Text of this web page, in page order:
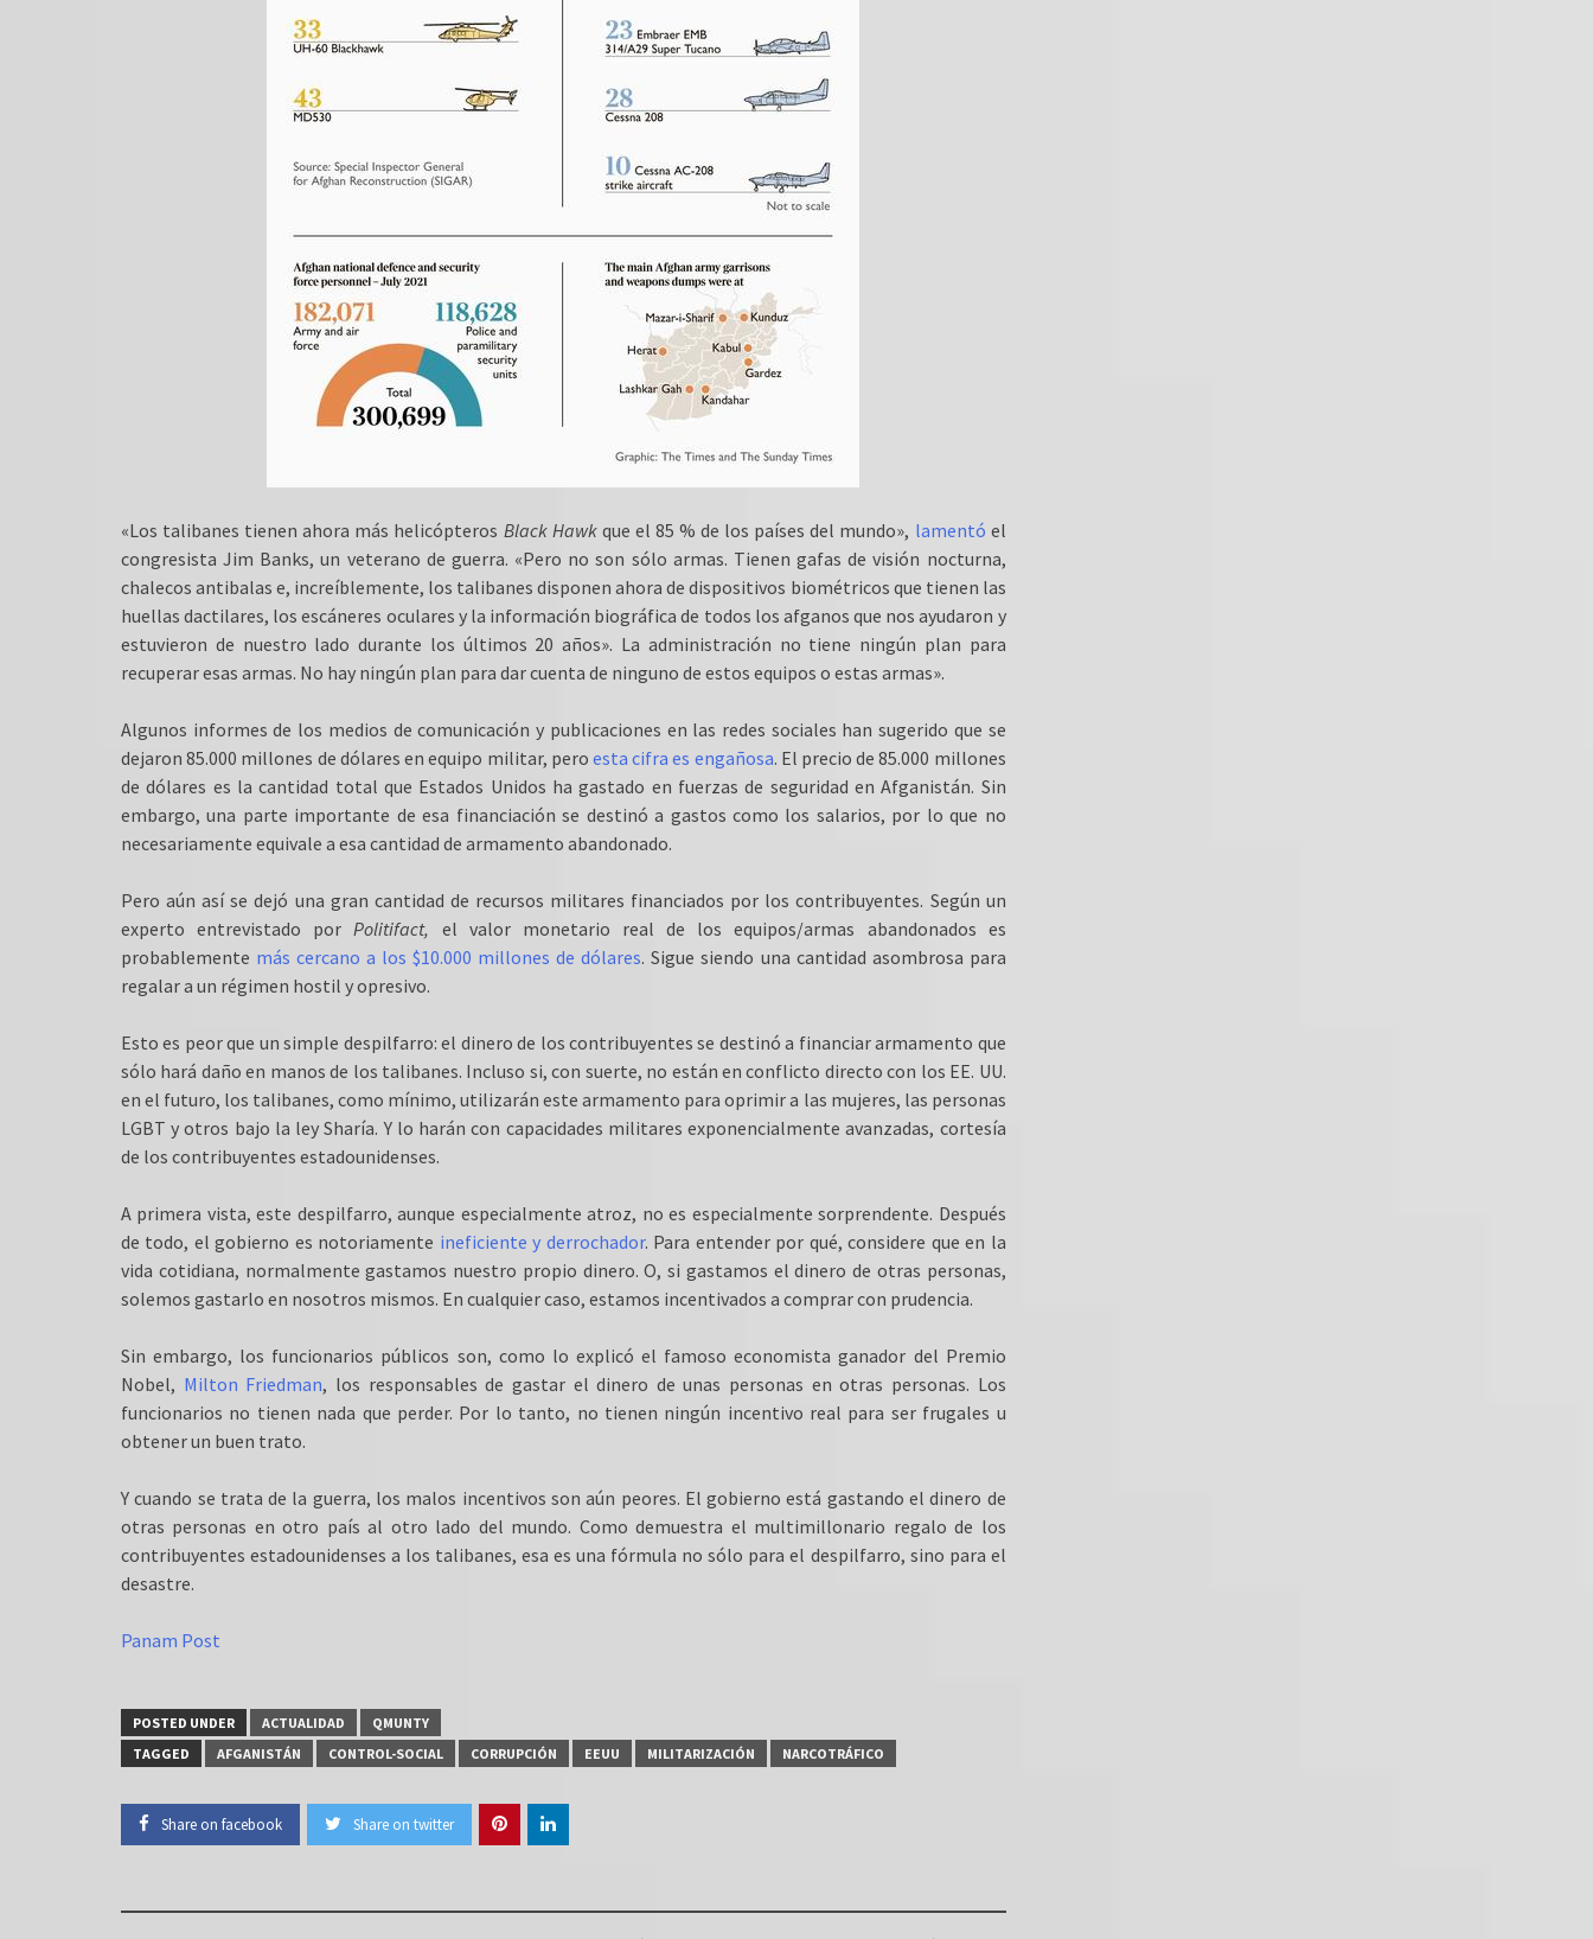
«Los talibanes tienen ahora más helicópteros Black Hawkque el 85 % de los países del mundo», lamentó el
congresista Jim Banks, un veterano de guerra. «Pero no son sólo armas. Tienen gafas de visión nocturna,
chalecos antibalas e, increíblemente, los talibanes disponen ahora de dispositivos biométricos que tienen las
huellas dactilares, los escáneres oculares y la información biográfica de todos los afganos que nos ayudaron y
estuvieron de nuestro lado durante los últimos 20 años». La administración no tiene ningún plan para
recuperar esas armas. No hay ningún plan para dar cuenta de ninguno de estos equipos o estas armas».
Algunos informes de los medios de comunicación y publicaciones en las redes sociales han sugerido que se
dejaron 85.000 millones de dólares en equipo militar, pero esta cifra es engañosa. El precio de 85.000 millones
de dólares es la cantidad total que Estados Unidos ha gastado en fuerzas de seguridad en Afganistán. Sin
embargo, una parte importante de esa financiación se destinó a gastos como los salarios, por lo que no
necesariamente equivale a esa cantidad de armamento abandonado.
Pero aún así se dejó una gran cantidad de recursos militares financiados por los contribuyentes. Según un
experto entrevistado porPolitifact,
el valor monetario real de los equipos/armas abandonados es
probablemente más cercano a los $10.000 millones de dólares. Sigue siendo una cantidad asombrosa para
regalar a un régimen hostil y opresivo.
Esto es peor que un simple despilfarro: el dinero de los contribuyentes se destinó a financiar armamento que
sólo hará daño en manos de los talibanes. Incluso si, con suerte, no están en conflicto directo con los EE. UU.
en el futuro, los talibanes, como mínimo, utilizarán este armamento para oprimir a las mujeres, las personas
LGBT y otros bajo la ley Sharía. Y lo harán con capacidades militares exponencialmente avanzadas, cortesía
de los contribuyentes estadounidenses.
A primera vista, este despilfarro, aunque especialmente atroz, no es especialmente sorprendente. Después
de todo, el gobierno es notoriamente ineficiente y derrochador. Para entender por qué, considere que en la
vida cotidiana, normalmente gastamos nuestro propio dinero. O, si gastamos el dinero de otras personas,
solemos gastarlo en nosotros mismos. En cualquier caso, estamos incentivados a comprar con prudencia.
Sin embargo, los funcionarios públicos son, como lo explicó el famoso economista ganador del Premio
Nobel, Milton Friedman, los responsables de gastar el dinero de unas personas en otras personas. Los
funcionarios no tienen nada que perder. Por lo tanto, no tienen ningún incentivo real para ser frugales u
obtener un buen trato.
Y cuando se trata de la guerra, los malos incentivos son aún peores. El gobierno está gastando el dinero de
otras personas en otro país al otro lado del mundo. Como demuestra el multimillonario regalo de los
contribuyentes estadounidenses a los talibanes, esa es una fórmula no sólo para el despilfarro, sino para el
desastre.
Panam Post
POSTED UNDER ACTUALIDAD
QMUNTY
TAGGED
AFGANISTÁN CONTROL-SOCIAL CORRUPCIÓN EEUU MILITARIZACIÓN NARCOTRÁFICO
Share on facebook Share on twitter